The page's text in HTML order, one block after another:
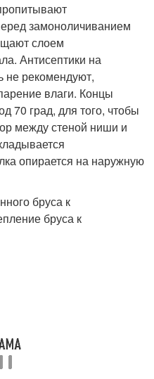
замоноличиванием
слоем
Антисептики на
не рекомендуют,
влаги. Концы
70 град, для того, чтобы
между стеной ниши и
опирается на наружную